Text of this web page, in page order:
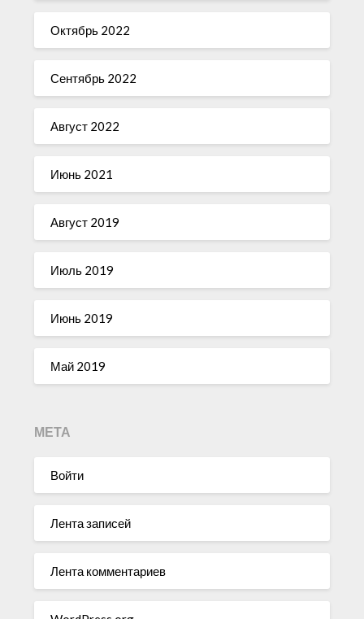
Октябрь 2022
Сентябрь 2022
Август 2022
Июнь 2021
Август 2019
Июль 2019
Июнь 2019
Май 2019
МЕТА
Войти
Лента записей
Лента комментариев